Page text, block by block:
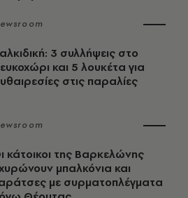
3 συλλήψεις στο
και 5 λουκέτα για
στις παραλίες
κάτοικοι της Βαρκελώνης
μπαλκόνια και
με συρματοπλέγματα